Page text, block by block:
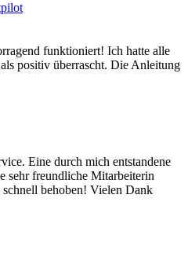
funktioniert! Ich hatte alle
positiv überrascht. Die Anleitung
Eine durch mich entstandene
sehr freundliche Mitarbeiterin
behoben! Vielen Dank